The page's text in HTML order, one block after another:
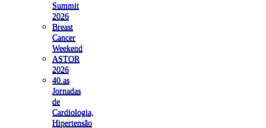
Summit
2026
Breast
Cancer
Weekend
ASTOR
2026
40.as
Jornadas
de
Cardiologia,
Hipertensão